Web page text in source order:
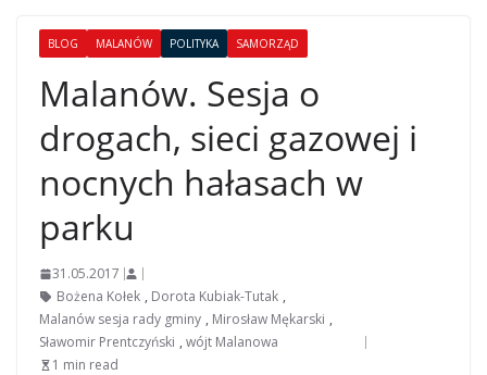
BLOG MALANÓW POLITYKA SAMORZĄD
Malanów. Sesja o
drogach, sieci gazowej i
nocnych hałasach w
parku
31.05.2017
Bożena Kołek , Dorota Kubiak-Tutak ,
Malanów sesja rady gminy , Mirosław Mękarski ,
Sławomir Prentczyński , wójt Malanowa
1 min read